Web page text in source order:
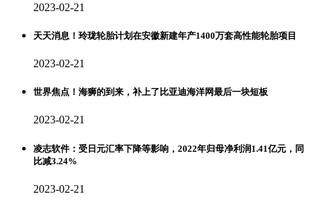
2023-02-21
天天消息！玲珑轮胎计划在安徽新建年产1400万套高性能轮胎项目
2023-02-21
世界焦点！海狮的到来，补上了比亚迪海洋网最后一块短板
2023-02-21
凌志软件：受日元汇率下降等影响，2022年归母净利润1.41亿元，同
比减3.24%
2023-02-21